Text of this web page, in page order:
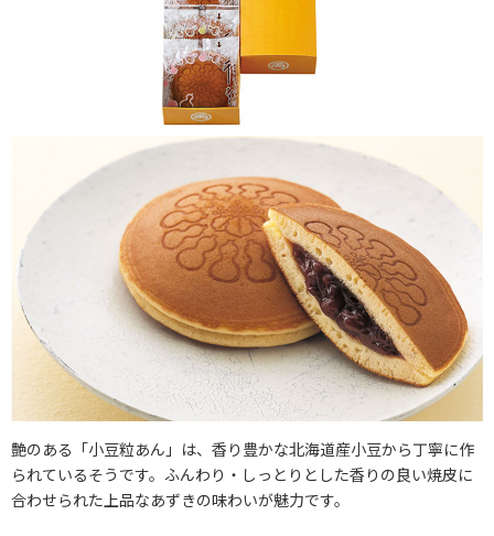
艶のある「小豆粒あん」は、香り豊かな北海道産小豆から丁寧に作
られているそうです。ふんわり・しっとりとした香りの良い焼皮に
合わせられた上品なあずきの味わいが魅力です。